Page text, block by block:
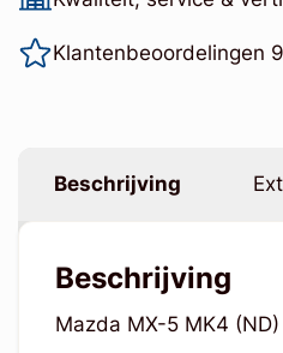
Klantenbeoordelingen
Beschrijving
Beschrijving
Mazda MX-5 MK4